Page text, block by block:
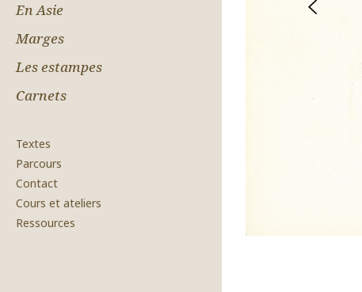
En Asie
Marges
Les estampes
Carnets
Textes
Parcours
Contact
Cours et ateliers
Ressources